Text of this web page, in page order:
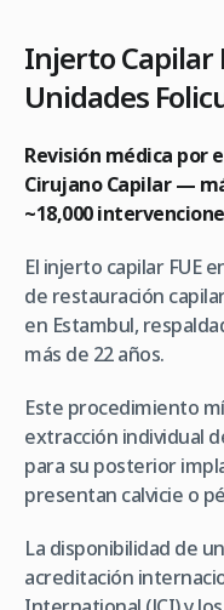
Injerto Capilar
Unidades
Revisión médica por
Cirujano Capilar —
~18,000
El injerto capilar FUE
de restauración
en Estambul,
más de 22 años.
Este procedimiento
extracción individual
para su posterior
presentan calvicie o
La disponibilidad de
acreditación